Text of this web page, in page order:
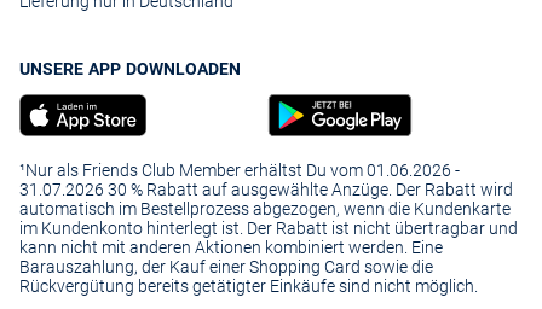
UNSERE APP DOWNLOADEN
¹Nur als Friends Club Member erhältst Du vom 01.06.2026 -
31.07.2026 30 % Rabatt auf ausgewählte Anzüge. Der Rabatt wird
automatisch im Bestellprozess abgezogen, wenn die Kundenkarte
im Kundenkonto hinterlegt ist. Der Rabatt ist nicht übertragbar und
kann nicht mit anderen Aktionen kombiniert werden. Eine
Barauszahlung, der Kauf einer Shopping Card sowie die
Rückvergütung bereits getätigter Einkäufe sind nicht möglich.